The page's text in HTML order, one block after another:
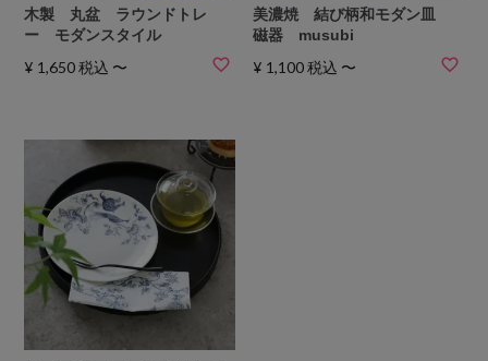
木製 丸盆 ラウンドトレ
ー モダンスタイル
¥ 1,650 税込 〜
美濃焼 結び柄和モダン皿
磁器 musubi
¥ 1,100税込 〜